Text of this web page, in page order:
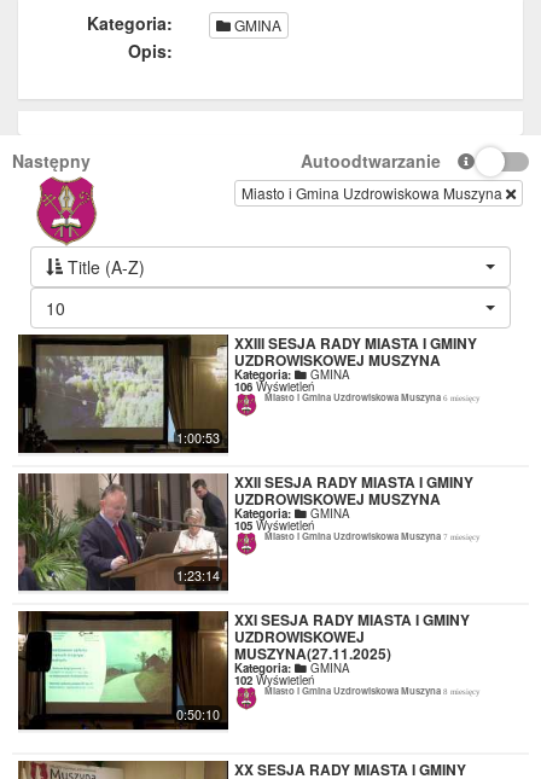
Kategoria: GMINA
Opis:
Następny Autoodtwarzanie
Miasto i Gmina Uzdrowiskowa Muszyna
Title (A-Z)
10
1:00:53
XXIII SESJA RADY MIASTA I GMINY
UZDROWISKOWEJ MUSZYNA
Kategoria: GMINA
106 Wyświetleń
Miasto i Gmina Uzdrowiskowa Muszyna6 miesięcy
1:23:14
XXII SESJA RADY MIASTA I GMINY
UZDROWISKOWEJ MUSZYNA
Kategoria: GMINA
105 Wyświetleń
Miasto i Gmina Uzdrowiskowa Muszyna7 miesięcy
0:50:10
XXI SESJA RADY MIASTA I GMINY
UZDROWISKOWEJ
MUSZYNA(27.11.2025)
Kategoria: GMINA
102 Wyświetleń
Miasto i Gmina Uzdrowiskowa Muszyna8 miesięcy
XX SESJA RADY MIASTA I GMINY